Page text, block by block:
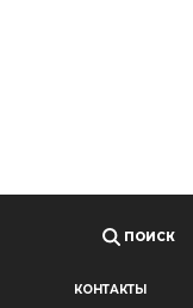
ПОИСК
КОНТАКТЫ